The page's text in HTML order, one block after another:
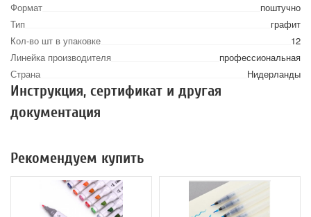
Формат
поштучно
Тип
графит
Кол-во шт в упаковке
12
Линейка производителя
профессиональная
Страна
Нидерланды
Инструкция, сертификат и другая
документация
Рекомендуем купить